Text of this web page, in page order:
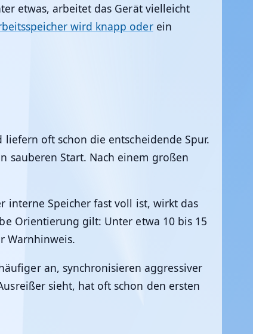
etwas, arbeitet das Gerät vielleicht
wird knapp oderein
oft schon die entscheidende Spur.
sauberen Start. Nach einem großen
interne Speicher fast voll ist, wirkt das
Orientierung gilt: Unter etwa 10 bis 15
Warnhinweis.
an, synchronisieren aggressiver
sieht, hat oft schon den ersten